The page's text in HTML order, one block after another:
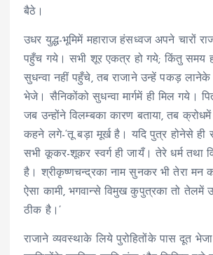
बैठे।
उधर युद्ध-भूमिमें महाराज हंसध्वज अपने चारों
पहुँच गये। सभी शूर एकत्र हो गये; किंतु समय
सुधन्वा नहीं पहुँचे, तब राजाने उन्हें पकड़
भेजे। सैनिकोंको सुधन्वा मार्गमें ही मिल गये।
जब उन्होंने विलम्बका कारण बताया, तब
कहने लगे-‘तू बड़ा मूर्ख है। यदि पुत्र होनेसे ही
सभी कूकर-शूकर स्वर्ग ही जायँ। तेरे धर्म तथा
है। श्रीकृष्णचन्द्रका नाम सुनकर भी तेरा मन
ऐसा कामी, भगवान्से विमुख कुपुत्रका तो तेलमें
ठीक है।’
राजाने व्यवस्थाके लिये पुरोहितोंके पास दूत